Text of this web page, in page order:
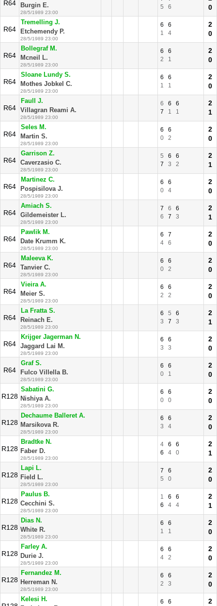
R64 Burgin E.
28/5/1989 23:00
5
6
0
R64
Tremelling J.
Etchemendy P.
28/5/1989 23:00
6
6
1
4
2
0
R64
Bollegraf M.
Mcneil L.
28/5/1989 23:00
6
6
2
1
2
0
R64
Sloane Lundy S.
Mothes Jobkel C.
28/5/1989 23:00
6
6
1
1
2
0
R64
Faull J.
Villagran Reami A.
28/5/1989 23:00
6 6
6
7
1 1
2
1
R64
Seles M.
Martin S.
28/5/1989 23:00
6
6
0
2
2
0
R64
Garrison Z.
Caverzasio C.
28/5/1989 23:00
5 6
6
7
3 2
2
1
R64
Martinez C.
Pospisilova J.
28/5/1989 23:00
6
6
0
4
2
0
R64
Amiach S.
Gildemeister L.
28/5/1989 23:00
7 6
6
6
7 3
2
1
R64
Pawlik M.
Date Krumm K.
28/5/1989 23:00
6
7
4
6
2
0
R64
Maleeva K.
Tanvier C.
28/5/1989 23:00
6
6
0
2
2
0
R64
Vieira A.
Meier S.
28/5/1989 23:00
6
6
2
2
2
0
R64
La Fratta S.
Reinach E.
28/5/1989 23:00
6 5
6
3
7 3
2
1
R64
Krijger Jagerman N.
Jaggard Lai M.
28/5/1989 23:00
6
6
3
3
2
0
R64
Graf S.
Fulco Villella B.
28/5/1989 23:00
6
6
0
1
2
0
R128
Sabatini G.
Nishiya A.
28/5/1989 23:00
6
6
0
0
2
0
R128
Dechaume Balleret A.
Marsikova R.
28/5/1989 23:00
6
6
3
4
2
0
R128
Bradtke N.
Faber D.
28/5/1989 23:00
4 6
6
6
4 0
2
1
R128
Lapi L.
Field L.
28/5/1989 23:00
7
6
5
0
2
0
R128
Paulus B.
Cecchini S.
28/5/1989 23:00
1 6
6
6
4 4
2
1
R128
Dias N.
White R.
28/5/1989 23:00
6
6
1
1
2
0
R128
Farley A.
Durie J.
28/5/1989 23:00
6
6
4
2
2
0
R128
Fernandez M.
Herreman N.
28/5/1989 23:00
6
6
2
3
2
0
Kelesi H.
6
6
2